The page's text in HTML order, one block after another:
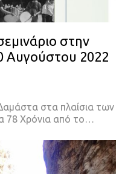
στην
Αυγούστου 2022
στα πλαίσια των
78 Χρόνια από το…